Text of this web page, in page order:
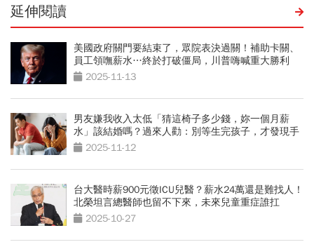
延伸閱讀
美國政府關門要結束了，眾院表決過關！補助卡關、
員工領嘸薪水…終於打破僵局，川普嗨喊重大勝利
2025-11-13
男友嫌我收入太低「猜這椅子多少錢，妳一個月薪
水」該結婚嗎？過來人勸：別等生完孩子，才發現手
心永遠朝上
2025-11-12
台大醫時薪900元徵ICU兒醫？薪水24萬還是難找人！
北榮坦言總醫師也留不下來，未來兒童重症誰扛
2025-10-27